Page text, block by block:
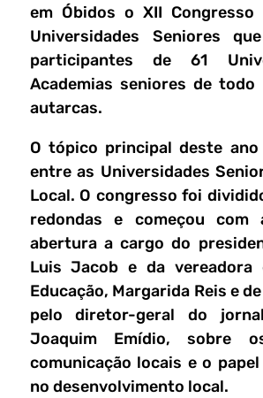
em Óbidos o XII Congresso
Universidades Seniores
participantes de 61
Academias seniores de
autarcas.
O tópico principal deste
entre as Universidades
Local. O congresso foi
redondas e começou com
abertura a cargo do
Luis Jacob e da vereadora
Educação, Margarida Reis e
pelo diretor-geral do
Joaquim Emídio, sobre
comunicação locais e o
no desenvolvimento local.